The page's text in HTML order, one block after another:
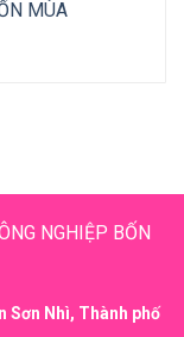
MÙA
NGHIỆP BỐN
Sơn Nhì, Thành phố